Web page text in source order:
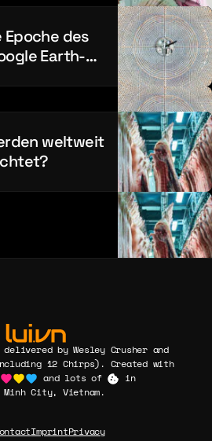
Epoche des
Earth-
weltweit
by Wesley Crusher and
12 Chirps). Created with
and lots of
in
Minh City, Vietnam.
ImprintPrivacy